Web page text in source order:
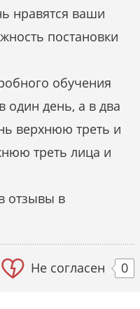
нравятся ваши
постановки
обучения
один день, а в два
верхнюю треть и
треть лица и
отзывы в
Не согласен 0